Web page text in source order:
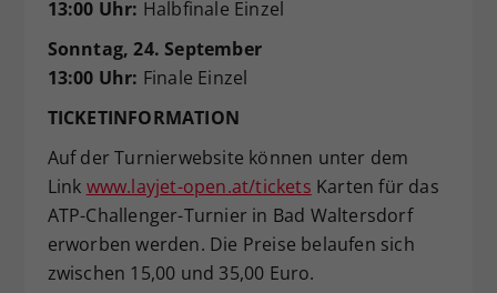
13:00 Uhr: Halbfinale Einzel
Sonntag, 24. September
13:00 Uhr: Finale Einzel
TICKETINFORMATION
Auf der Turnierwebsite können unter dem
Link www.layjet-open.at/tickets Karten für das
ATP-Challenger-Turnier in Bad Waltersdorf
erworben werden. Die Preise belaufen sich
zwischen 15,00 und 35,00 Euro.